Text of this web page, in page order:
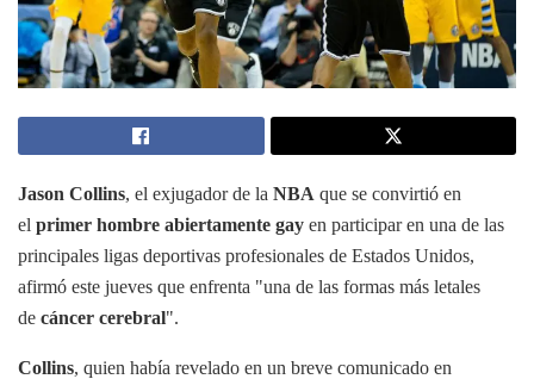
Jason Collins, el exjugador de la NBA que se convirtió en
el primer hombre abiertamente gay en participar en una de las
principales ligas deportivas profesionales de Estados Unidos,
afirmó este jueves que enfrenta "una de las formas más letales
de cáncer cerebral".
Collins, quien había revelado en un breve comunicado en